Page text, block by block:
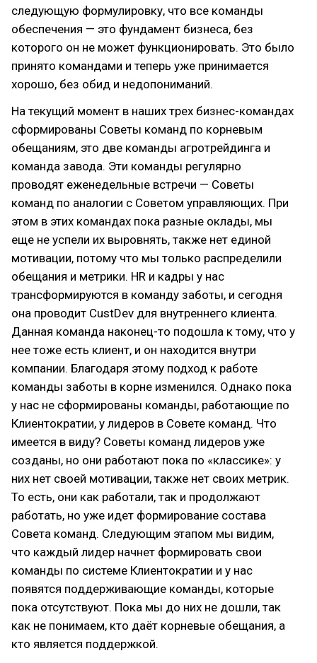
следующую формулировку, что все команды
обеспечения — это фундамент бизнеса, без
которого он не может функционировать. Это было
принято командами и теперь уже принимается
хорошо, без обид и недопониманий.
На текущий момент в наших трех бизнес-командах
сформированы Советы команд по корневым
обещаниям, это две команды агротрейдинга и
команда завода. Эти команды регулярно
проводят еженедельные встречи — Советы
команд по аналогии с Советом управляющих. При
этом в этих командах пока разные оклады, мы
еще не успели их выровнять, также нет единой
мотивации, потому что мы только распределили
обещания и метрики. HR и кадры у нас
трансформируются в команду заботы, и сегодня
она проводит CustDev для внутреннего клиента.
Данная команда наконец-то подошла к тому, что у
нее тоже есть клиент, и он находится внутри
компании. Благодаря этому подход к работе
команды заботы в корне изменился. Однако пока
у нас не сформированы команды, работающие по
Клиентократии, у лидеров в Совете команд. Что
имеется в виду? Советы команд лидеров уже
созданы, но они работают пока по «классике»: у
них нет своей мотивации, также нет своих метрик.
То есть, они как работали, так и продолжают
работать, но уже идет формирование состава
Совета команд. Следующим этапом мы видим,
что каждый лидер начнет формировать свои
команды по системе Клиентократии и у нас
появятся поддерживающие команды, которые
пока отсутствуют. Пока мы до них не дошли, так
как не понимаем, кто даёт корневые обещания, а
кто является поддержкой.